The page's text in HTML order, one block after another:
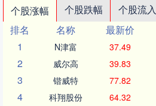
个股涨幅 个股跌幅 个股流入
排名
名称 最新价
1
N津富 37.49
2 威尔高 39.83
3 锴威特 77.82
4 科翔股份 64.32